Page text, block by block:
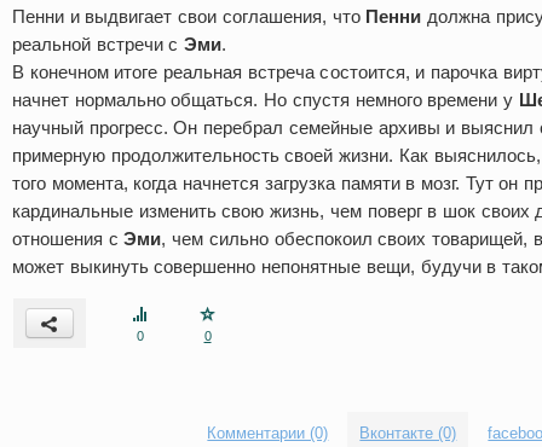
Пенни и выдвигает свои соглашения, что Пенни должна
реальной встречи сЭми.
В конечном итоге реальная встреча состоится, и парочка
начнет нормально общаться. Но спустя немного времени у
научный прогресс. Он перебрал семейные архивы и
примерную продолжительность своей жизни. Как
того момента, когда начнется загрузка памяти в мозг. Тут он
кардинальные изменить свою жизнь, чем поверг в шок своих
отношения сЭми, чем сильно обеспокоил своих товарищей,
может выкинуть совершенно непонятные вещи, будучи в
0 0
Комментарии (0) Вконтакте (0)